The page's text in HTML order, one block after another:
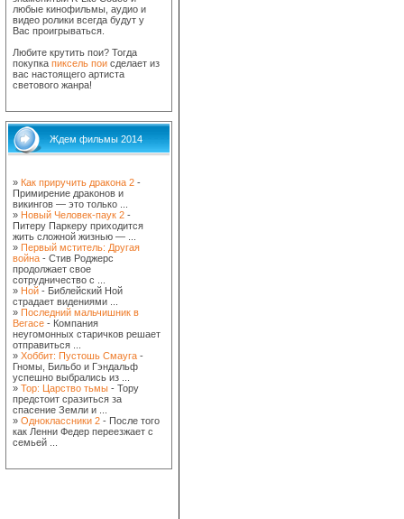
любые кинофильмы, аудио и
видео ролики всегда будут у
Вас проигрываться.
Любите крутить пои? Тогда
покупка пиксель пои сделает из
вас настоящего артиста
светового жанра!
Ждем фильмы 2014
» Как приручить дракона 2 -
Примирение драконов и
викингов — это только ...
» Новый Человек-паук 2 -
Питеру Паркеру приходится
жить сложной жизнью — ...
» Первый мститель: Другая
война - Стив Роджерс
продолжает свое
сотрудничество с ...
» Ной - Библейский Ной
страдает видениями ...
» Последний мальчишник в
Вегасе - Компания
неугомонных старичков решает
отправиться ...
» Хоббит: Пустошь Смауга -
Гномы, Бильбо и Гэндальф
успешно выбрались из ...
» Тор: Царство тьмы - Тору
предстоит сразиться за
спасение Земли и ...
» Одноклассники 2 - После того
как Ленни Федер переезжает с
семьей ...